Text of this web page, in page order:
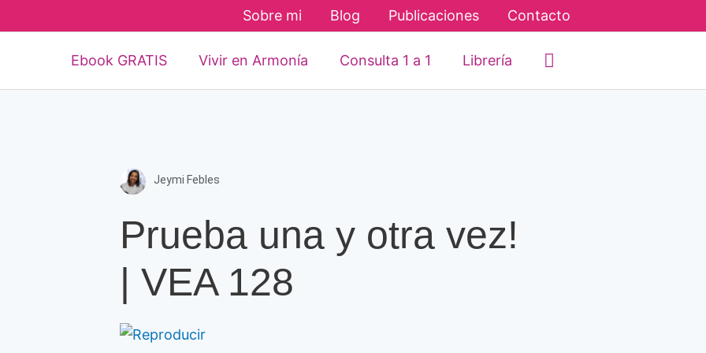
Sobre mi Blog Publicaciones Contacto
Ebook GRATIS Vivir en Armonía Consulta 1 a 1 Librería Buscar
Jeymi Febles
Prueba una y otra vez!
| VEA 128